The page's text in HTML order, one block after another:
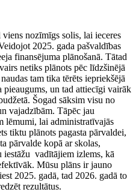
nozīmīgs solis, lai ieceres
2025. gada pašvaldības
finansējuma plānošanā. Tātad
netiks plānots pēc līdzšinējā
tam tika tērēts iepriekšējā
pieaugums, un tad attiecīgi vairāk
Šogad sāksim visu no
vajadzībām. Tāpēc jau
lēmumi, lai administratīvajās
tiktu plānots pagasta pārvaldei,
pārvalde kopā ar skolas,
iestāžu vadītājiem izlems, kā
Mūsu plāns ir jauno
2025. gadā, tad 2026. gadā to
rezultātus.